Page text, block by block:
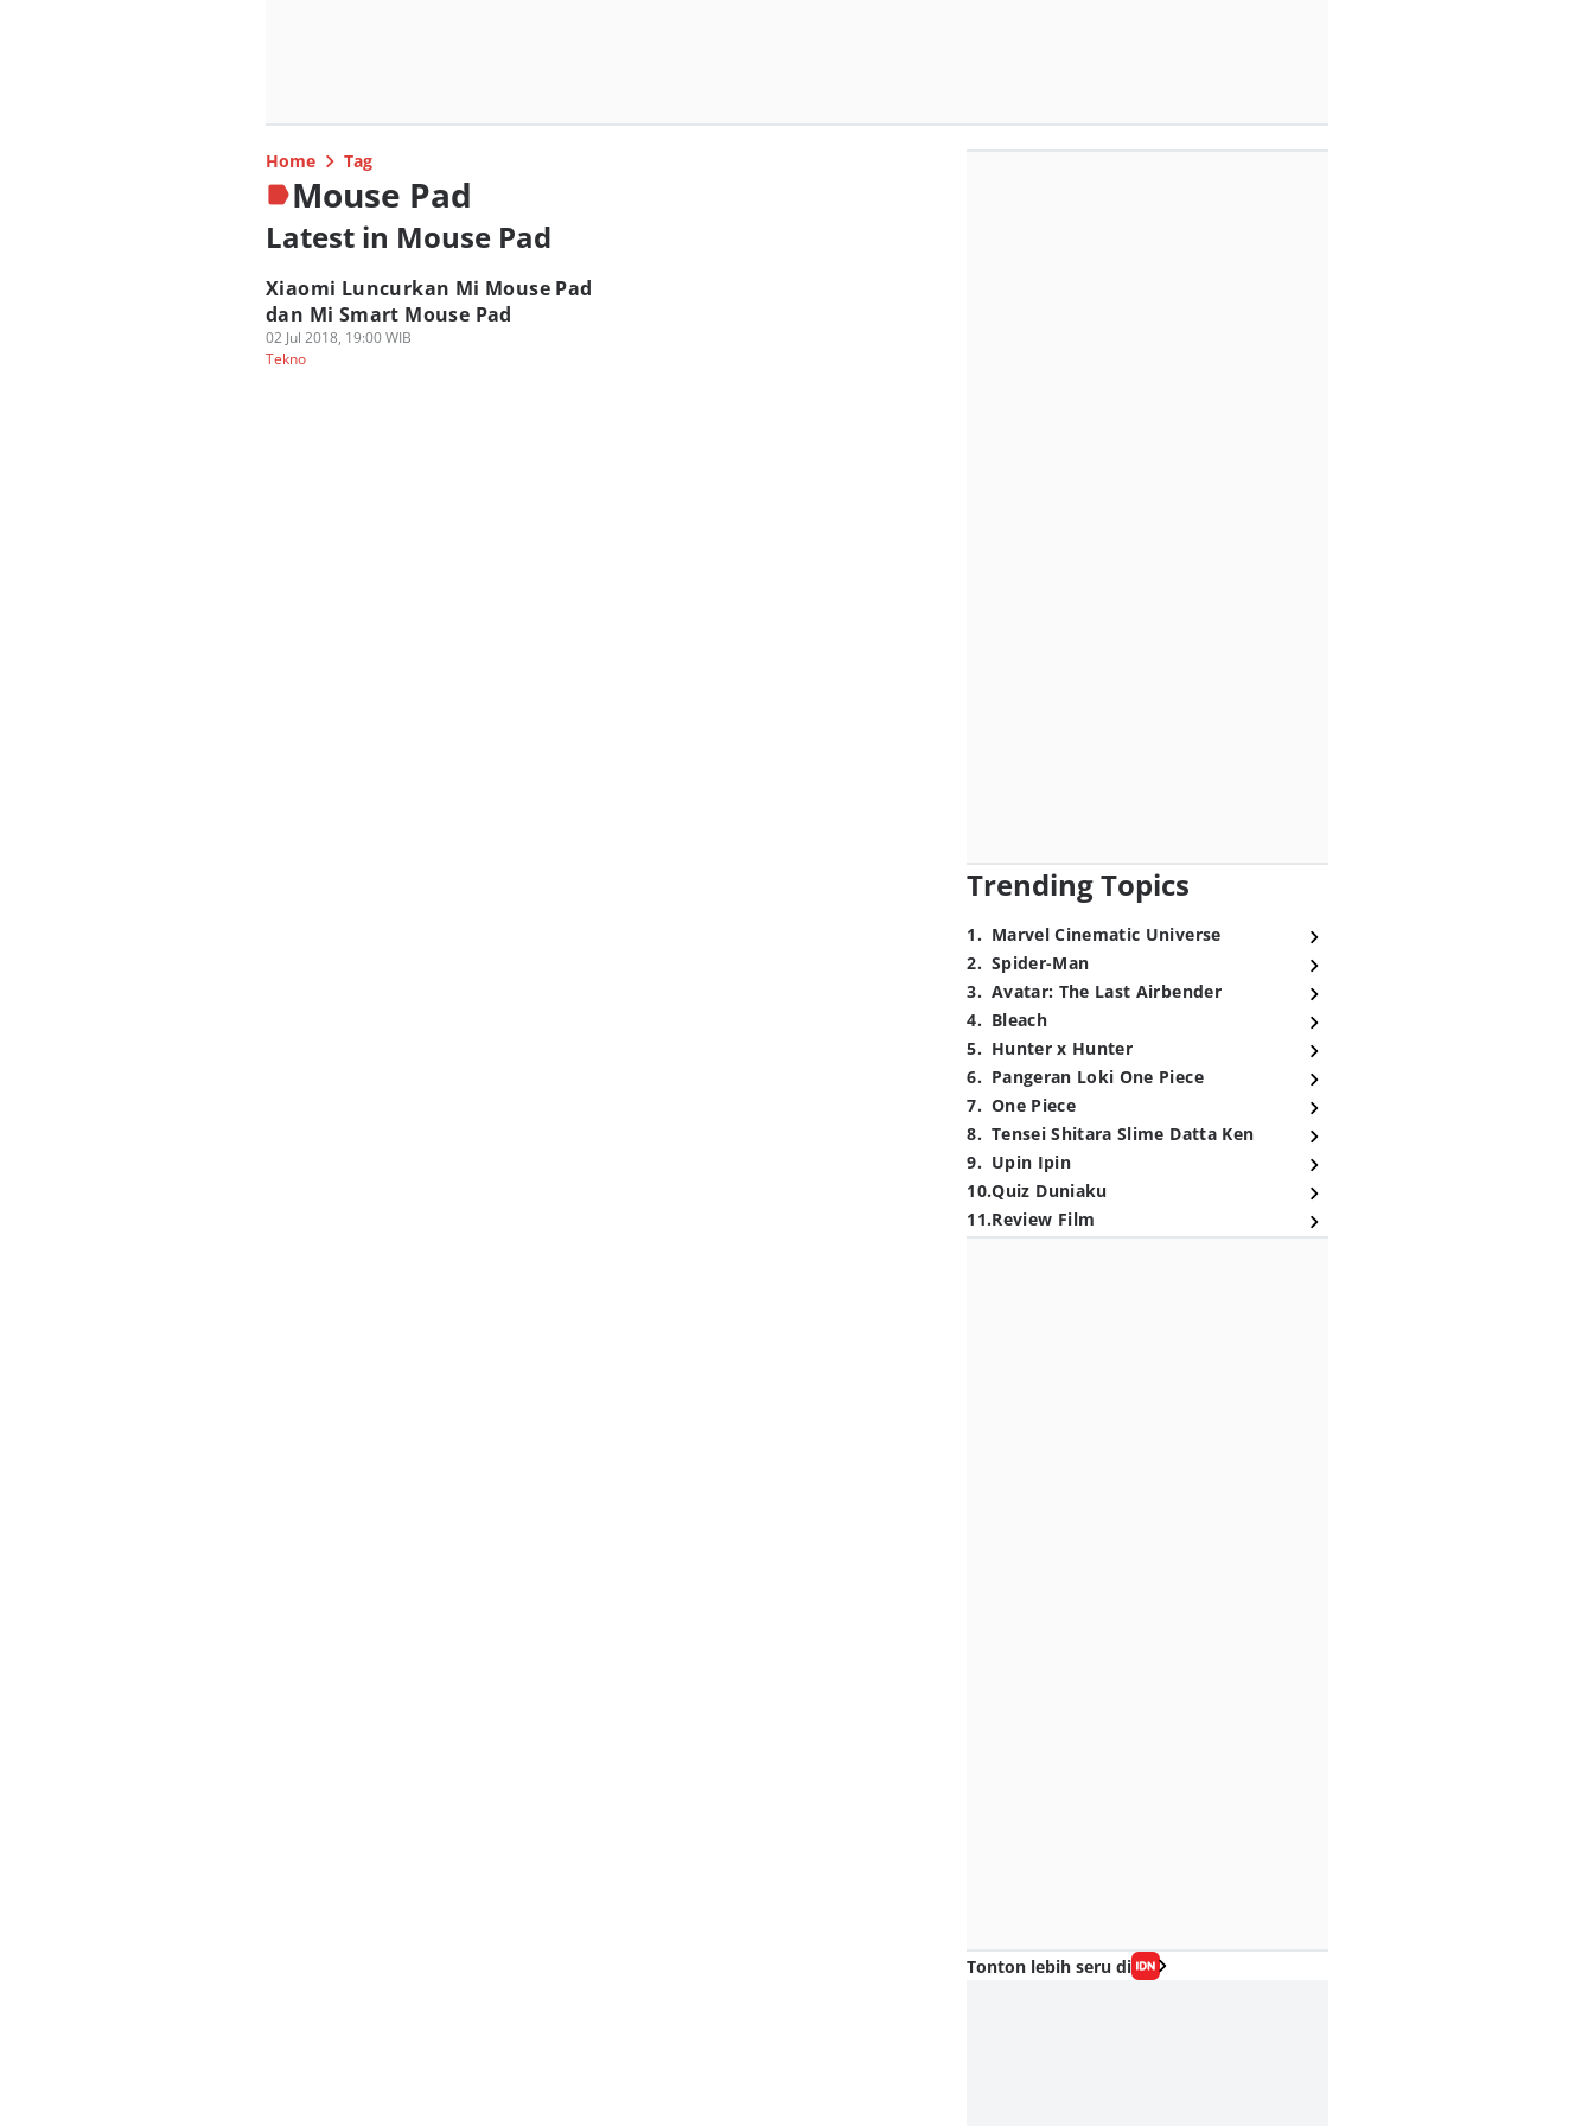
Home Tag
Mouse Pad
Latest in Mouse Pad
Xiaomi Luncurkan Mi Mouse Pad
dan Mi Smart Mouse Pad
02 Jul 2018, 19:00 WIB
Tekno
Trending Topics
1. Marvel Cinematic Universe
2. Spider-Man
3. Avatar: The Last Airbender
4. Bleach
5. Hunter x Hunter
6. Pangeran Loki One Piece
7. One Piece
8. Tensei Shitara Slime Datta Ken
9. Upin Ipin
10.Quiz Duniaku
11.Review Film
Tonton lebih seru di